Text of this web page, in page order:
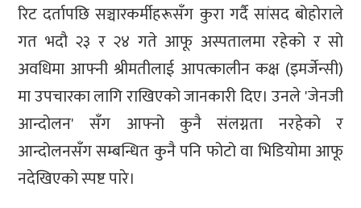
रिट दर्तापछि सञ्चारकर्मीहरूसँग कुरा गर्दै सांसद बोहोराले
गत भदौ २३ र २४ गते आफू अस्पतालमा रहेको र सो
अवधिमा आफ्नी श्रीमतीलाई आपत्कालीन कक्ष (इमर्जेन्सी)
मा उपचारका लागि राखिएको जानकारी दिए। उनले 'जेनजी
आन्दोलन' सँग आफ्नो कुनै संलग्नता नरहेको र
आन्दोलनसँग सम्बन्धित कुनै पनि फोटो वा भिडियोमा आफू
नदेखिएको स्पष्ट पारे।